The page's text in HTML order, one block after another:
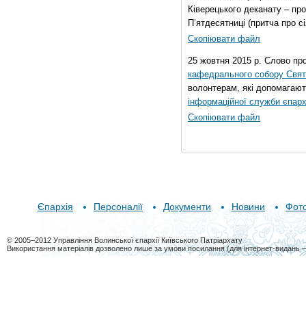
Ківерецького деканату –
П’ятдесятниці (притча про
Скопіювати файл
25 жовтня 2015 р. Слово
кафедрального собору
волонтерам, які
інформаційної служби
Скопіювати файл
Єпархія Персоналії Документи Новини
© 2005–2012 Управління Волинської єпархії Київського Патріархату
Використання матеріалів дозволено лише за умови посилання (для інтернет-видань